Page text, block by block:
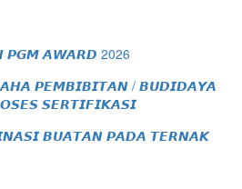
𝙋𝙂𝙈 𝘼𝙒𝘼𝙍𝘿 2026
𝙋𝙀𝙈𝘽𝙄𝘽𝙄𝙏𝘼𝙉 / 𝘽𝙐𝘿𝙄𝘿𝘼𝙔𝘼
𝙎𝙀𝙍𝙏𝙄𝙁𝙄𝙆𝘼𝙎𝙄
𝘽𝙐𝘼𝙏𝘼𝙉 𝙋𝘼𝘿𝘼 𝙏𝙀𝙍𝙉𝘼𝙆